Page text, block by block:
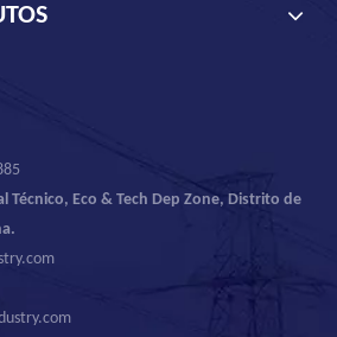
Técnico, Eco & Tech Dep Zone, Distrito de